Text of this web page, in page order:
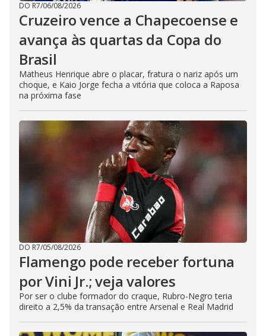
DO R7/06/08/2026
Cruzeiro vence a Chapecoense e
avança às quartas da Copa do
Brasil
Matheus Henrique abre o placar, fratura o nariz após um
choque, e Kaio Jorge fecha a vitória que coloca a Raposa
na próxima fase
DO R7/05/08/2026
Flamengo pode receber fortuna
por Vini Jr.; veja valores
Por ser o clube formador do craque, Rubro-Negro teria
direito a 2,5% da transação entre Arsenal e Real Madrid